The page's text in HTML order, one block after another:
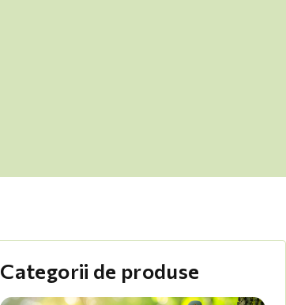
Categorii de produse